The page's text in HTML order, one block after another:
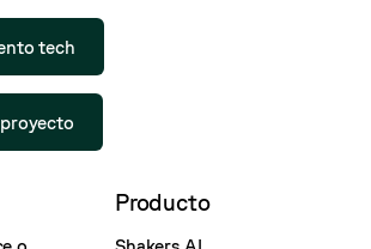
tech
Producto